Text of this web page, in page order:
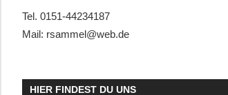
Tel. 0151-44234187
Mail: rsammel@web.de
HIER FINDEST DU UNS